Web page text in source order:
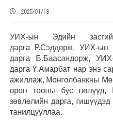
2025/01/18
УИХ-ын Эдийн
дарга Р.Сэддорж, УИХ-ын
дарга Б.Баасандорж,
дарга Ү.Амарбат нар энэ
ажиллаж, Монголбанкны
орон тооны бус гишүүд,
зөвлөлийн дарга,
танилцууллаа.